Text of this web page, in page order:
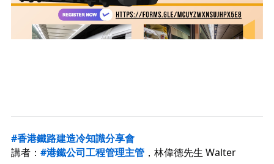
#香港鐵路建造冷知識分享會
講者： #港鐵公司工程管理主管，林偉德先生 Walter